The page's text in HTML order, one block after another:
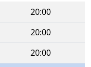
20:00
20:00
20:00